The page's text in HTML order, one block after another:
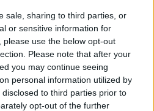
sale, sharing to third parties, or
or sensitive information for
use the below opt-out
Please note that after your
you may continue seeing
personal information utilized by
to third parties prior to
opt-out of the further